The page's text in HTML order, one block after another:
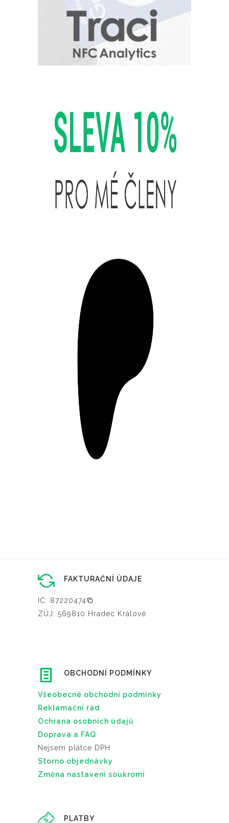
FAKTURAČNÍ ÚDAJE
IČ: 87220474
ZÚJ: 569810 Hradec Králové
OBCHODNÍ PODMÍNKY
Všeobecné obchodní podmínky
Reklamační řád
Ochrana osobních údajů
Doprava a FAQ
Nejsem plátce DPH
Storno objednávky
Změna nastavení soukromí
PLATBY